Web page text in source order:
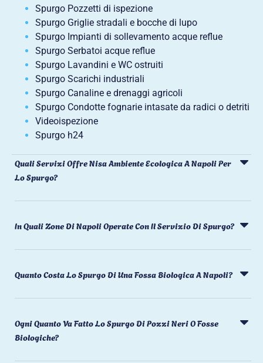
Spurgo Pozzetti di ispezione
Spurgo Griglie stradali e bocche di lupo
Spurgo Impianti di sollevamento acque reflue
Spurgo Serbatoi acque reflue
Spurgo Lavandini e WC ostruiti
Spurgo Scarichi industriali
Spurgo Canaline e drenaggi agricoli
Spurgo Condotte fognarie intasate da radici o detriti
Videoispezione
Spurgo h24
Quali Servizi Offre Nisa Ambiente Ecologica A Napoli Per
Lo Spurgo?
In Quali Zone Di Napoli Operate Con Il Servizio Di Spurgo?
Quanto Costa Lo Spurgo Di Una Fossa Biologica A Napoli?
Ogni Quanto Va Fatto Lo Spurgo Di Pozzi Neri O Fosse
Biologiche?